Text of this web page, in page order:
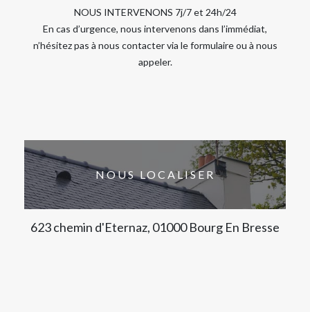
NOUS INTERVENONS 7j/7 et 24h/24
En cas d’urgence, nous intervenons dans l’immédiat,
n’hésitez pas à nous contacter via le formulaire ou à nous
appeler.
NOUS LOCALISER
623 chemin d'Eternaz, 01000 Bourg En Bresse